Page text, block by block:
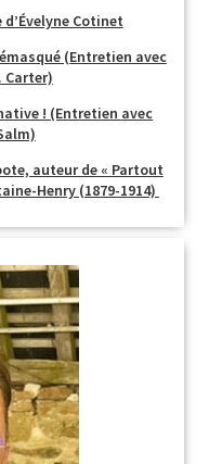
Cotinet
(Entretien avec
Carter)
! (Entretien avec
auteur de « Partout
Henry (1879-1914)